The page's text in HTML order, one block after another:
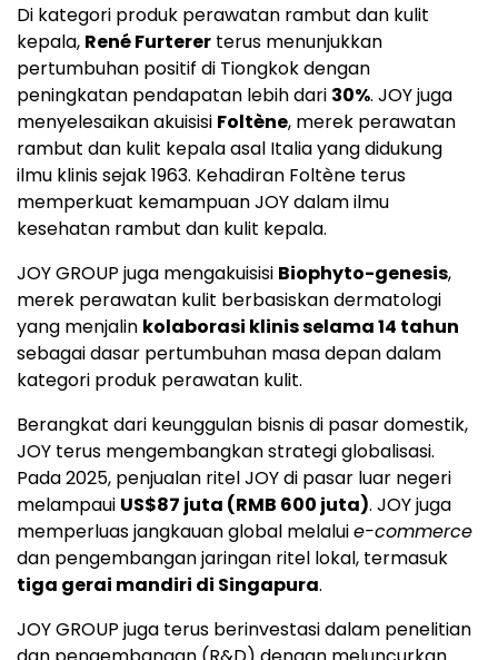
Di kategori produk perawatan rambut dan kulit
kepala, René Furterer terus menunjukkan
pertumbuhan positif di Tiongkok dengan
peningkatan pendapatan lebih dari 30%. JOY juga
menyelesaikan akuisisi Foltène, merek perawatan
rambut dan kulit kepala asal Italia yang didukung
ilmu klinis sejak 1963. Kehadiran Foltène terus
memperkuat kemampuan JOY dalam ilmu
kesehatan rambut dan kulit kepala.
JOY GROUP juga mengakuisisi Biophyto-genesis,
merek perawatan kulit berbasiskan dermatologi
yang menjalin kolaborasi klinis selama 14 tahun
sebagai dasar pertumbuhan masa depan dalam
kategori produk perawatan kulit.
Berangkat dari keunggulan bisnis di pasar domestik,
JOY terus mengembangkan strategi globalisasi.
Pada 2025, penjualan ritel JOY di pasar luar negeri
melampaui US$87 juta (RMB 600 juta). JOY juga
memperluas jangkauan global melaluie-commerce
dan pengembangan jaringan ritel lokal, termasuk
tiga gerai mandiri di Singapura.
JOY GROUP juga terus berinvestasi dalam penelitian